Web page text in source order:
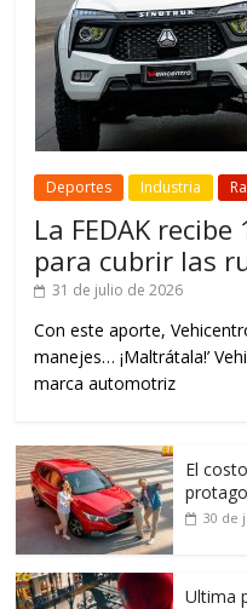
Deportes Industria
La FEDAK
para cubrir las
31 de julio de 2026
Con este aporte,
manejes… ¡Maltrátala!’
marca automotriz
El
30 de
Ultima